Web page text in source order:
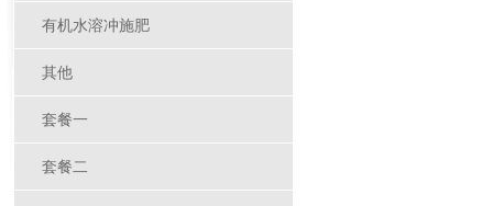
有机水溶冲施肥
其他
套餐一
套餐二